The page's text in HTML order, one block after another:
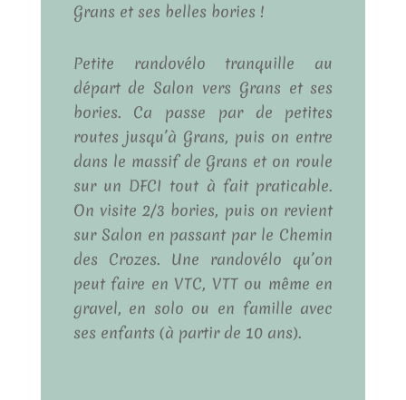
Grans et ses belles bories !
Petite randovélo tranquille au
départ de Salon vers Grans et ses
bories. Ca passe par de petites
routes jusqu’à Grans, puis on entre
dans le massif de Grans et on roule
sur un DFCI tout à fait praticable.
On visite 2/3 bories, puis on revient
sur Salon en passant par le Chemin
des Crozes. Une randovélo qu’on
peut faire en VTC, VTT ou même en
gravel, en solo ou en famille avec
ses enfants (à partir de 10 ans).